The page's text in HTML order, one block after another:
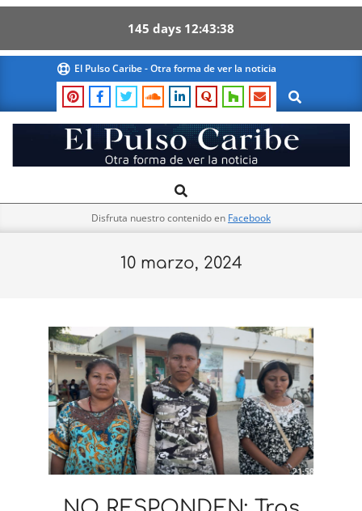
145 days 12 43 37
content
El Pulso Caribe - Otra forma de ver la noticia
Search
El
Pulso
Navigation
Search
Disfruta nuestro contenido en Facebook
10 marzo, 2024